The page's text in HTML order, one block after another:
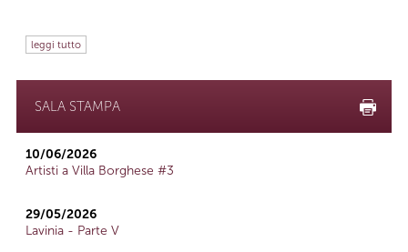
leggi tutto
SALA STAMPA
10/06/2026
Artisti a Villa Borghese #3
29/05/2026
Lavinia - Parte V